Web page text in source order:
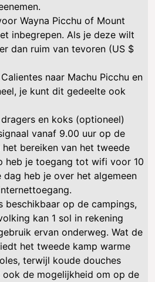
Wayna Picchu of Mount
inbegrepen. Als je deze wilt
dan ruim van tevoren (US $
naar Machu Picchu en
je kunt dit gedeelte ook
en koks (optioneel)
vanaf 9.00 uur op de
bereiken van het tweede
heb je toegang tot wifi voor 10
dag heb je over het algemeen
beschikbaar op de campings,
kan 1 sol in rekening
ervan onderweg. Wat de
het tweede kamp warme
terwijl koude douches
de mogelijkheid om op de